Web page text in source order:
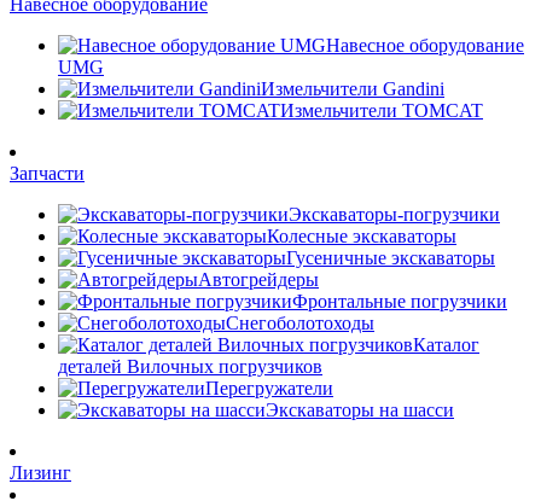
Навесное оборудование
Навесное оборудование
UMG
Измельчители Gandini
Измельчители TOMCAT
Запчасти
Экскаваторы-погрузчики
Колесные экскаваторы
Гусеничные экскаваторы
Автогрейдеры
Фронтальные погрузчики
Снегоболотоходы
Каталог
деталей Вилочных погрузчиков
Перегружатели
Экскаваторы на шасси
Лизинг